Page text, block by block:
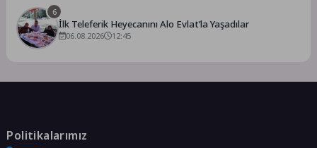
6
İlk Teleferik Heyecanını Alo Evlat’la Yaşadılar
06.08.2026 12:45
Politikalarımız